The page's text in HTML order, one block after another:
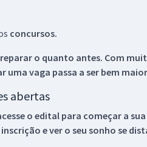
concursos.
o quanto antes. Com
uma vaga passa a ser bem
abertas
o edital para começar a
e ver o seu sonho se